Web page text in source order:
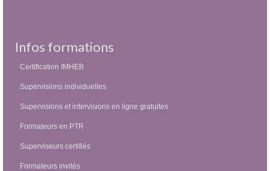
Infos formations
Certification IMHEB
Supervisions individuelles
Supervisions et intervisions en ligne gratuites
Formateurs en PTR
Superviseurs certifiés
Formateurs invités